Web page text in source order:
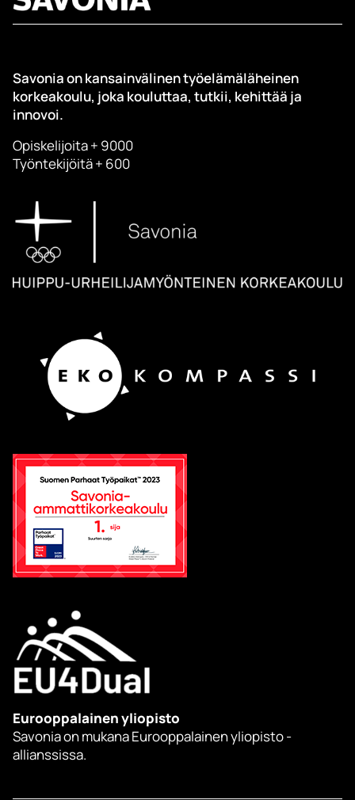
Savonia on kansainvälinen työelämäläheinen
korkeakoulu, joka kouluttaa, tutkii, kehittää ja
innovoi.
Opiskelijoita + 9000
Työntekijöitä + 600
Eurooppalainen yliopisto
Savonia on mukana Eurooppalainen yliopisto -
allianssissa.